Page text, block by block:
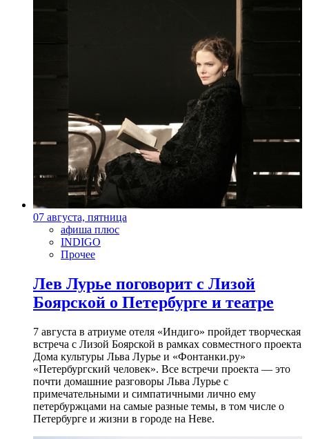
07 августа, пятница
афиша плюс
INDIGO
Прочее
Лев Лурье поговорит с Лизой
Боярской о Петербурге и театре
7 августа в атриуме отеля «Индиго» пройдет творческая
встреча с Лизой Боярской в рамках совместного проекта
Дома культуры Льва Лурье и «Фонтанки.ру»
«Петербургский человек». Все встречи проекта — это
почти домашние разговоры Льва Лурье с
примечательными и симпатичными лично ему
петербуржцами на самые разные темы, в том числе о
Петербурге и жизни в городе на Неве.